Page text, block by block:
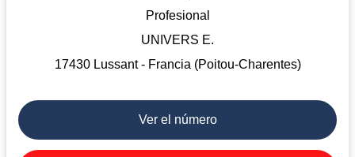
Profesional
UNIVERS E.
17430 Lussant - Francia (Poitou-Charentes)
Ver el número